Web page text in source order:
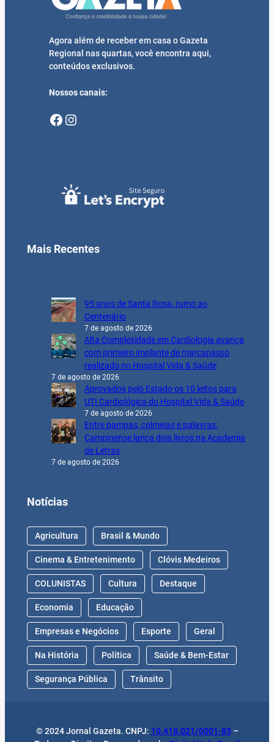
Agora além de receber em casa o Gazeta
Regional nas quartas, você encontra aqui,
conteúdos exclusivos.
Nossos canais:
Facebook Instagram
Mais Recentes
95 anos de Santa Rosa, rumo ao
Centenário
7 de agosto de 2026
Alta Complexidade em Cardiologia avança
com primeiro implante de marcapasso
realizado no Hospital Vida & Saúde
7 de agosto de 2026
Aprovados pelo Estado os 10 leitos para
UTI Cardiológica do Hospital Vida & Saúde
7 de agosto de 2026
Entre pampas, colmeias e palavras:
Campinense lança dois livros na Academia
de Letras
7 de agosto de 2026
Notícias
Agricultura Brasil & Mundo
Cinema & Entretenimento Clóvis Medeiros
COLUNISTAS Cultura Destaque
Economia Educação
Empresas e Negócios Esporte Geral
Na História Política Saúde & Bem-Estar
Segurança Pública Trânsito
© 2024 Jornal Gazeta. CNPJ: 10.418.021/0001-85–